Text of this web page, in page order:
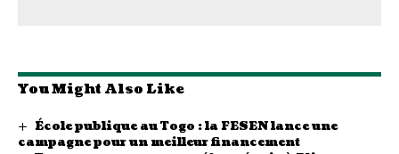
You Might Also Like
École publique au Togo : la FESEN lance une
campagne pour un meilleur financement